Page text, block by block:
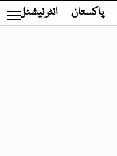
پاکستان انٹر نیشنل